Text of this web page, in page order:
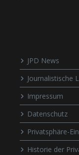
JPD News
Journalistische
Impressum
Datenschutz
Privatsphäre-
Historie der